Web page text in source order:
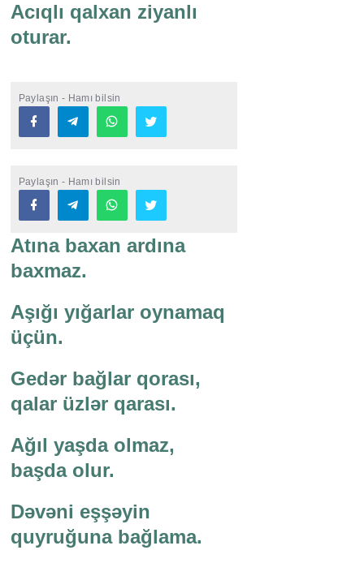
Acıqlı qalxan ziyanlı
oturar.
Paylaşın - Hamı bilsin
Paylaşın - Hamı bilsin
Atına baxan ardına
baxmaz.
Aşığı yığarlar oynamaq
üçün.
Gedər bağlar qorası,
qalar üzlər qarası.
Ağıl yaşda olmaz,
başda olur.
Dəvəni eşşəyin
quyruğuna bağlama.